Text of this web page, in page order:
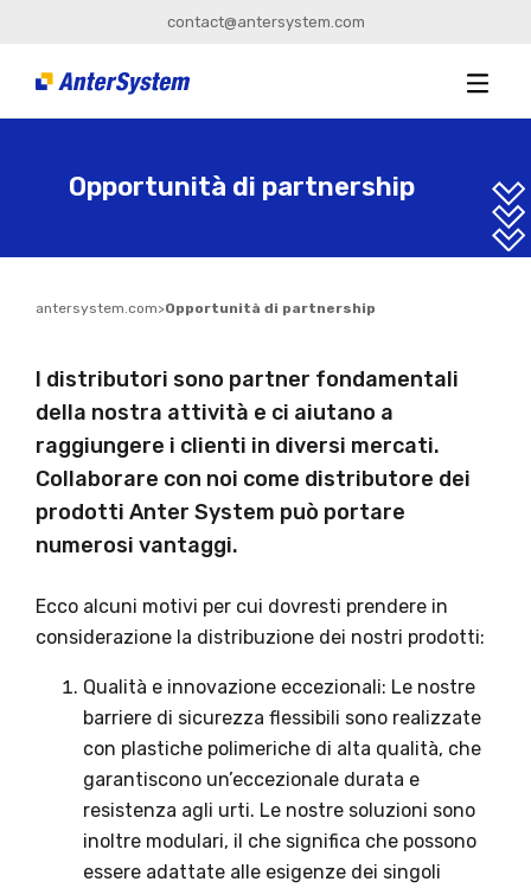
contact@antersystem.com
Opportunità di partnership
antersystem.com>Opportunità di partnership
I distributori sono partner fondamentali
della nostra attività e ci aiutano a
raggiungere i clienti in diversi mercati.
Collaborare con noi come distributore dei
prodotti Anter System può portare
numerosi vantaggi.
Ecco alcuni motivi per cui dovresti prendere in
considerazione la distribuzione dei nostri prodotti:
Qualità e innovazione eccezionali: Le nostre
barriere di sicurezza flessibili sono realizzate
con plastiche polimeriche di alta qualità, che
garantiscono un’eccezionale durata e
resistenza agli urti. Le nostre soluzioni sono
inoltre modulari, il che significa che possono
essere adattate alle esigenze dei singoli